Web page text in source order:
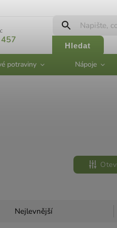
Hledat
potraviny Nápoje
Nejlevnější